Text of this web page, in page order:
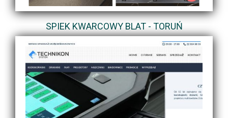
SPIEK KWARCOWY BLAT - TORUŃ